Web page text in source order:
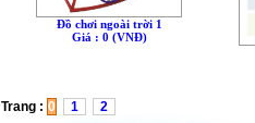
Đồ chơi ngoài trời 1
Giá : 0 (VNÐ)
Trang : 0 1 2